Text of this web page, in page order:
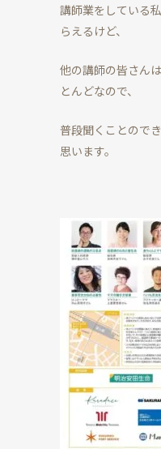
講師業をしている
らえるけど、
他の講師の皆さん
とんどなので、
普段聞くことので
思います。